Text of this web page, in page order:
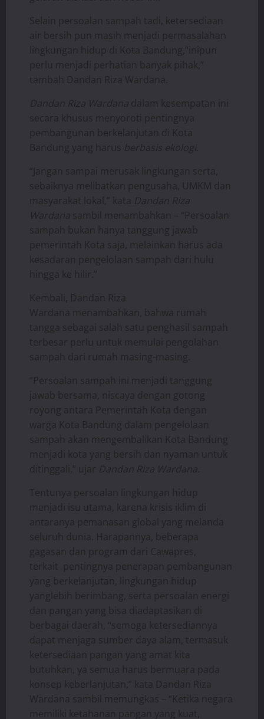
Selain persoalan sampah tadi, ketersediaan
air bersih pun masih menjadi permasalahan
lingkungan hidup di Kota Bandung,”inipun
perlu menjadi perhatian banyak pihak,”
tambah Dandan Riza Wardana.
Dandan Riza Wardana dalam kesempatan ini
secara khusus menyoroti pentingnya
pembangunan berkelanjutan di Kota
Bandung yang harus berbasis ekologi.
“Jangan sampai merusak lingkungan serta,
sebaiknya melibatkan pengusaha, UMKM dan
masyarakat lokal,” kata Dandan Riza
Wardana sambil menambahkan – “Persoalan
sampah bukan hanya tanggung jawab
pemerintah Kota saja, melainkan harus ada
kesadaran pengelolaan sampah dari hulu
hingga ke hilir.”
Kembali, Dandan Riza
Wardana menambahkan, bahwa rumah
tangga sebagai salah satu penghasil sampah
terbesar perlu untuk memulai pengolahan
sampah dari rumah masing-masing.
“Persoalan sampah ini menjadi tanggung
jawab bersama, niscaya dengan gotong
royong antara Pemerintah Kota dengan
warga Kota Bandung dalam pengelolaan
sampah akan mengembalikan Kota Bandung
menjadi kota yang bersih dan nyaman untuk
ditinggali,” ujar Dandan Riza Wardana.
Tentunya persoalan lingkungan hidup
menjadi isu utama, karena krisis iklim di
antaranya pemanasan global yang melanda
seluruh dunia. Harapannya, beberapa
gagasan dan program dari Cawapres,
terkait pentingnya penerapan pembangunan
yang berkelanjutan, lingkungan hidup
yanglebih berimbang, serta persoalan energi
dan pangan yang bisa diadaptasikan di
berbagai daerah, “semoga ketersediannya
dapat menjaga sumber daya alam, termasuk
ketersediaan pangan yang amat kita
butuhkan, ya semua harus bermuara pada
konsep keberlanjutan,” kata Dandan Riza
Wardana sambil memungkas – “Ketika negara
memiliki ketahanan pangan yang kuat,